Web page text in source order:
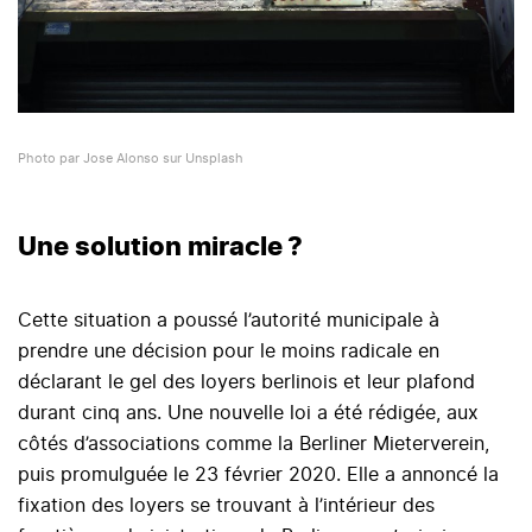
Photo par Jose Alonso sur Unsplash
Une solution miracle ?
Cette situation a poussé l’autorité municipale à
prendre une décision pour le moins radicale en
déclarant le gel des loyers berlinois et leur plafond
durant cinq ans. Une nouvelle loi a été rédigée, aux
côtés d’associations comme la Berliner Mieterverein,
puis promulguée le 23 février 2020. Elle a annoncé la
fixation des loyers se trouvant à l’intérieur des